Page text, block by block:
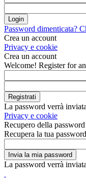
Password dimenticata?
Crea un account
Privacy e cookie
Crea un account
Welcome! Register for
La password verrà
Privacy e cookie
Recupero della password
Recupera la tua password
La password verrà